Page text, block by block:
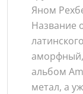
Яном
Название
альбом
метал, а